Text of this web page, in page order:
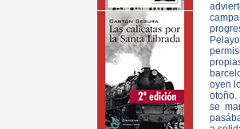
oyen
otoño.
se